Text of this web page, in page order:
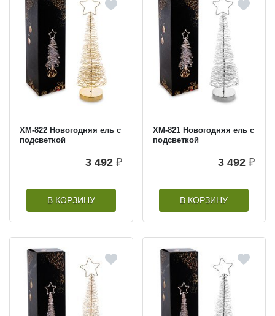
XM-822 Новогодняя ель с
подсветкой
3 492 ₽
В КОРЗИНУ
XM-821 Новогодняя ель с
подсветкой
3 492 ₽
В КОРЗИНУ